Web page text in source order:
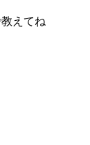
えてね